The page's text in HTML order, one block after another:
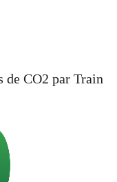
de CO2 par Train